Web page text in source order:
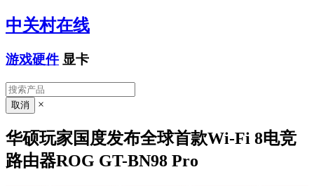
中关村在线
游戏硬件 显卡
×
华硕玩家国度发布全球首款Wi-Fi 8电竞
路由器ROG GT-BN98 Pro